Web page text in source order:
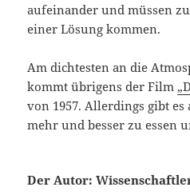
aufeinander und müssen
einer Lösung kommen.
Am dichtesten an die
kommt übrigens der Film
von 1957. Allerdings gibt es
mehr und besser zu essen
Der Autor: